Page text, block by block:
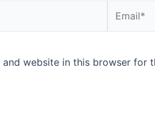
and website in this browser for